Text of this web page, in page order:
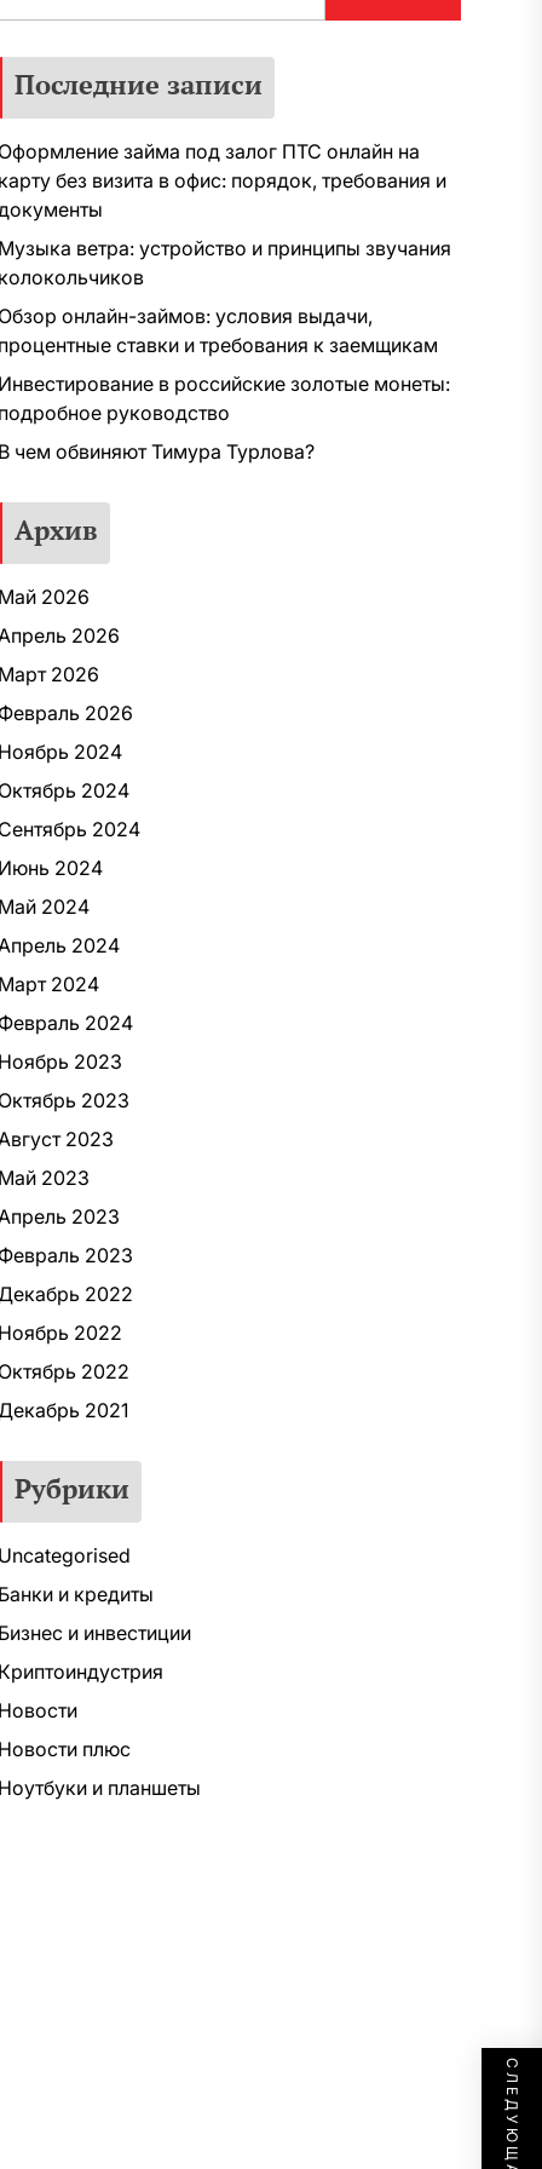
Последние записи
Оформление займа под залог ПТС онлайн на
карту без визита в офис: порядок, требования и
Музыка ветра: устройство и принципы звучания
колокольчиков
Обзор онлайн-займов: условия выдачи,
процентные ставки и требования к заемщикам
Инвестирование в российские золотые монеты:
подробное руководство
В чем обвиняют Тимура Турлова?
Архив
Май 2026
2026
Март 2026
Февраль 2026
Ноябрь 2024
Октябрь 2024
Сентябрь 2024
Июнь 2024
Май 2024
2024
Март 2024
Февраль 2024
Ноябрь 2023
Октябрь 2023
2023
Май 2023
2023
Февраль 2023
2022
Ноябрь 2022
Октябрь 2022
2021
Рубрики
Uncategorised
Банки и кредиты
Бизнес и инвестиции
Криптоиндустрия
Новости
Новости плюс
Ноутбуки и планшеты